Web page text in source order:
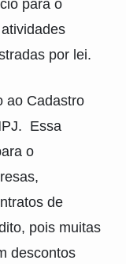
para o
por lei.
ao Cadastro
Essa
o
de
pois muitas
descontos